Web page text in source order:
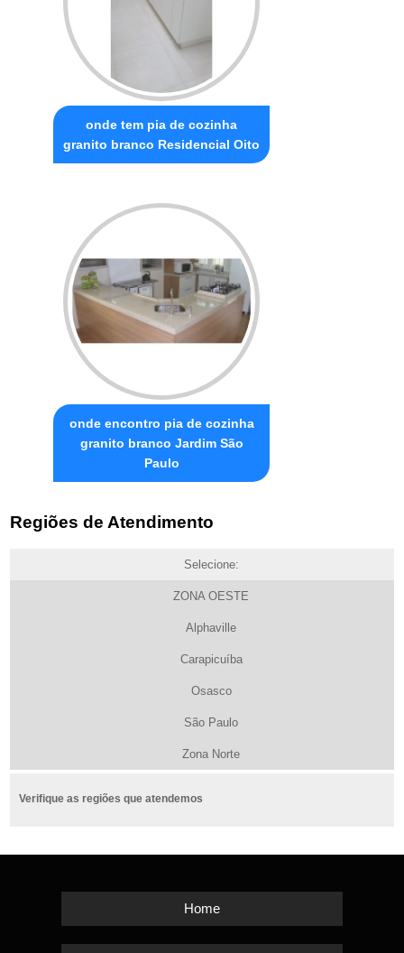
onde tem pia de cozinha
granito branco Residencial Oito
onde encontro pia de cozinha
granito branco Jardim São
Paulo
Regiões de Atendimento
Selecione:
ZONA OESTE
Alphaville
Carapicuíba
Osasco
São Paulo
Zona Norte
Verifique as regiões que atendemos
Home